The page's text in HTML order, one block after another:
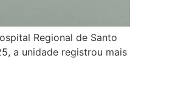
Regional de Santo
a unidade registrou mais